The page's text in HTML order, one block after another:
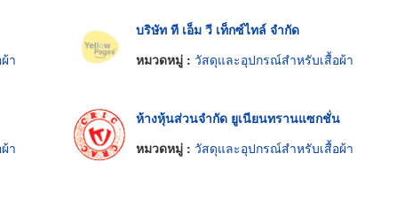
า
บริษัท ที เอ็ม วี เท็กซ์ไทล์ จำกัด
หมวดหมู่ : วัสดุและอุปกรณ์สำหรับเสื้อผ้า
า
ห้างหุ้นส่วนจำกัด ยูเนียนทรานแซกชั่น
หมวดหมู่ : วัสดุและอุปกรณ์สำหรับเสื้อผ้า